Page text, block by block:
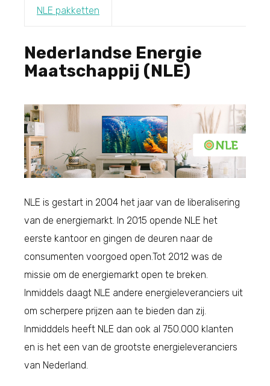
NLE pakketten
Nederlandse Energie
Maatschappij (NLE)
NLE is gestart in 2004 het jaar van de liberalisering
van de energiemarkt. In 2015 opende NLE het
eerste kantoor en gingen de deuren naar de
consumenten voorgoed open.Tot 2012 was de
missie om de energiemarkt open te breken.
Inmiddels daagt NLE andere energieleveranciers uit
om scherpere prijzen aan te bieden dan zij.
Inmidddels heeft NLE dan ook al 750.000 klanten
en is het een van de grootste energieleveranciers
van Nederland.